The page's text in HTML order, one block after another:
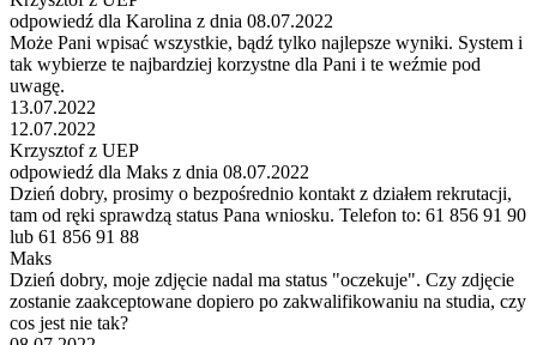
odpowiedź dla Karolina z dnia 08.07.2022
Może Pani wpisać wszystkie, bądź tylko najlepsze wyniki. System i
tak wybierze te najbardziej korzystne dla Pani i te weźmie pod
uwagę.
13.07.2022
12.07.2022
Krzysztof z UEP
odpowiedź dla Maks z dnia 08.07.2022
Dzień dobry, prosimy o bezpośrednio kontakt z działem rekrutacji,
tam od ręki sprawdzą status Pana wniosku. Telefon to: 61 856 91 90
lub 61 856 91 88
Maks
Dzień dobry, moje zdjęcie nadal ma status "oczekuje". Czy zdjęcie
zostanie zaakceptowane dopiero po zakwalifikowaniu na studia, czy
cos jest nie tak?